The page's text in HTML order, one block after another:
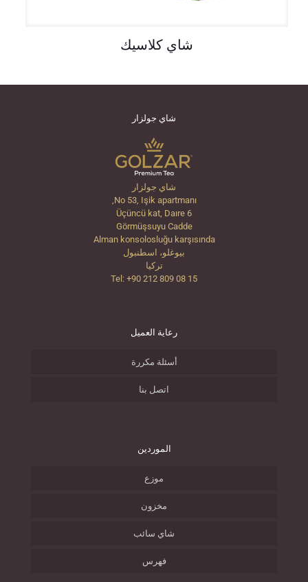
شاي كلاسيك
شاي جولزار
شاي جولزار
No 53, Işik apartmanı,
Üçüncü kat, Daıre 6
Görmüşsuyu Cadde
Alman konsolosluğu karşısında
بيوغلو، اسطنبول
تركيا
Tel: +90 212 809 08 15
رعاية العميل
أسئلة مكررة
اتصل بنا
الموردين
موزع
مخزون
شاي سائب
فهرس